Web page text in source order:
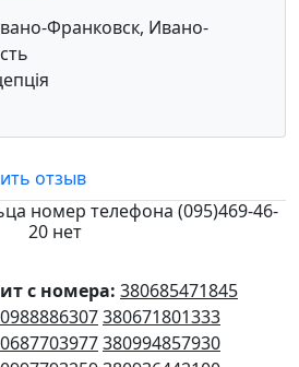
Франковск, Ивано-
отзыв
номер телефона (095)469-46-
20 нет
с номера: 380685471845
380671801333
380994857930